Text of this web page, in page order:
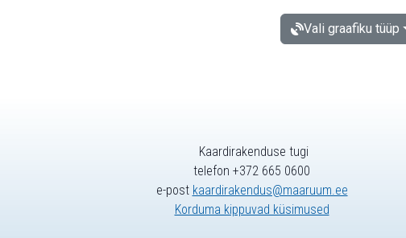
Vali graafiku tüüp
Kaardirakenduse tugi
telefon +372 665 0600
e-post kaardirakendus@maaruum.ee
Korduma kippuvad küsimused